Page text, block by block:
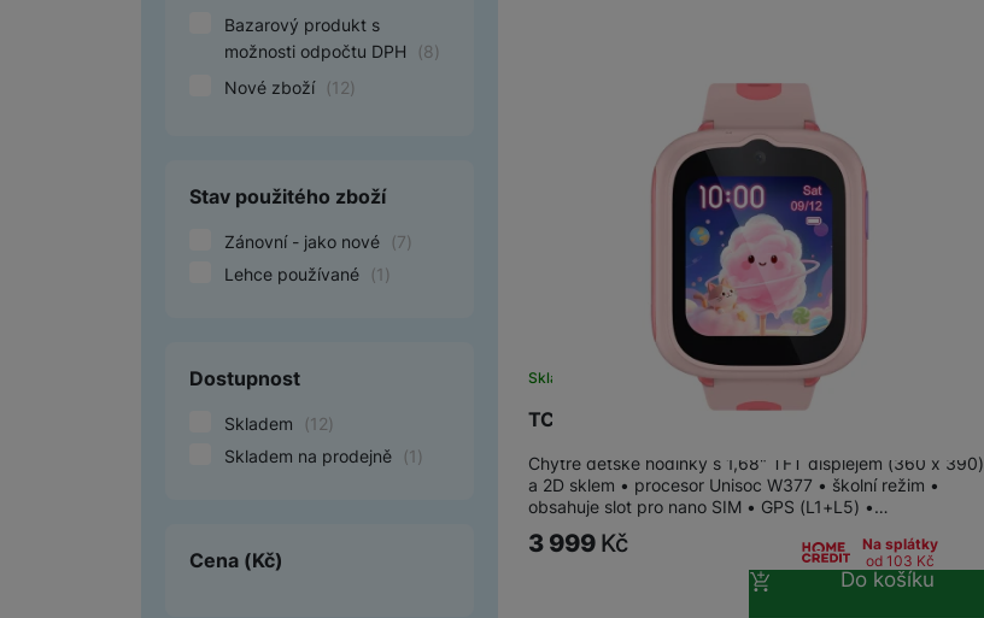
Tablety
Foto
Počítače a notebooky
Vrácené zboží
Bazarový produkt s
možnosti odpočtu DPH
(8)
Nové zboží (12)
Stav použitého zboží
Zánovní - jako nové (7)
Lehce používané
(1 )
Dostupnost
Skladem (12)
Skladem na prodejně
(1 )
Cena (Kč)
TCL Movetime Family Watch 48 Pink
Skladem na 1 prodejně
Chytré dětské hodinky s 1,68" TFT displejem (360 x 390)
a 2D sklem • procesor Unisoc W377 • školní režim •
obsahuje slot pro nano SIM • GPS (L1+L5) •…
3 999 Kč
Na splátky
od 103 Kč
Do košíku